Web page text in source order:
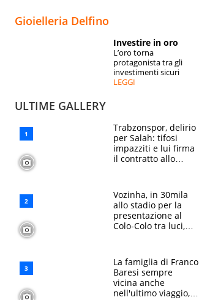
ESPERTI
Gioielleria Delfino
Investire in oro
L’oro torna
protagonista tra gli
investimenti sicuri
LEGGI
ULTIME GALLERY
Trabzonspor, delirio
per Salah: tifosi
impazziti e lui firma
il contratto allo
Vozinha, in 30mila
allo stadio per la
presentazione al
Colo-Colo tra luci,
La famiglia di Franco
Baresi sempre
vicina anche
nell'ultimo viaggio,